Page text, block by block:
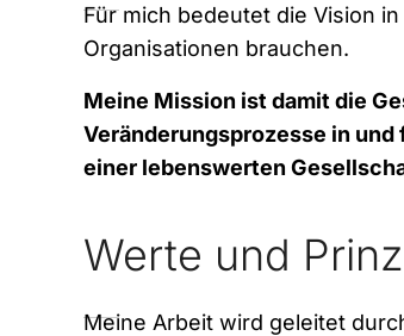
Für mich bedeutet die Vision
Organisationen brauchen.
Meine Mission ist damit die
Veränderungsprozesse in
einer lebenswerten
Werte und
Meine Arbeit wird geleitet